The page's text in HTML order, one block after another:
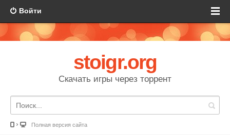
Войти
stoigr.org
Скачать игры через торрент
Полная версия сайта